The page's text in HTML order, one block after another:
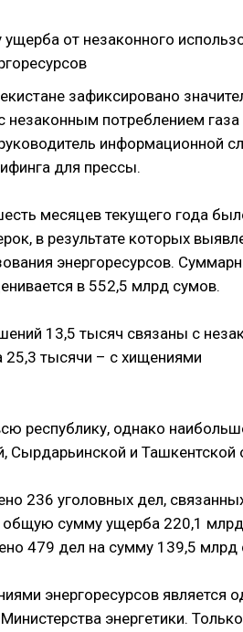
зафиксировано
незаконным потреблением газа
информационной
для прессы.
месяцев текущего года
в результате которых
энергоресурсов.
в 552,5 млрд сумов.
13,5 тысяч связаны с
25,3 тысячи – с хищениями
республику, однако
Сырдарьинской и Ташкентской
236 уголовных дел,
общую сумму ущерба 220,1
479 дел на сумму 139,5 млрд
энергоресурсов является
энергетики.